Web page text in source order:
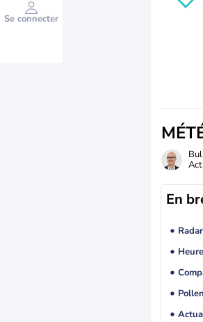
Se connecter
En